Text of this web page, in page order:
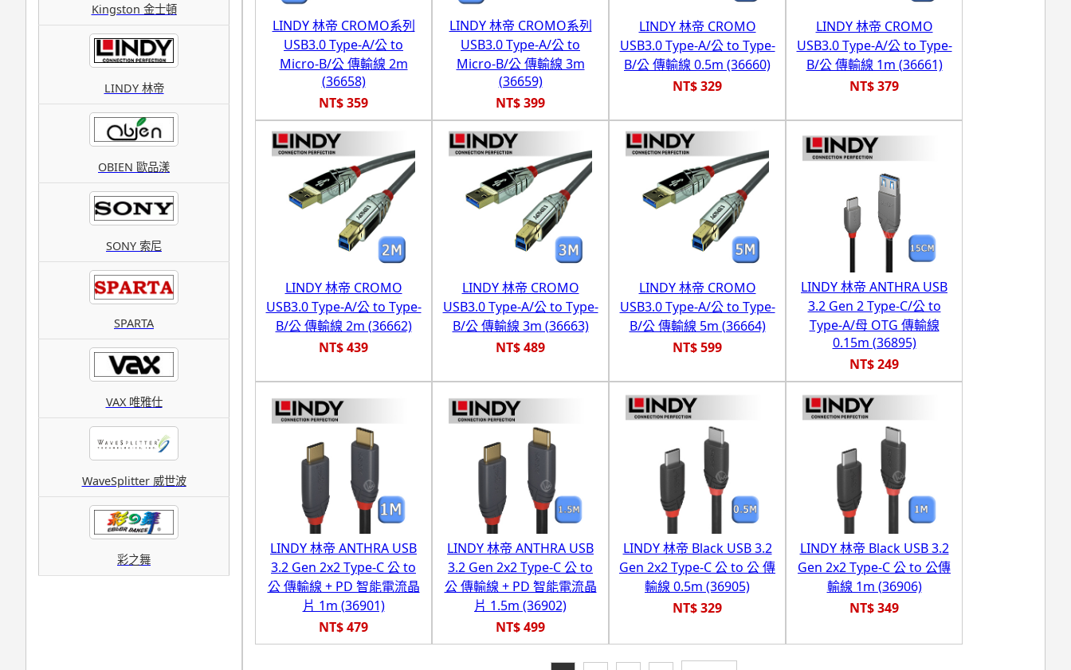
Kingston 金士頓
LINDY 林帝
OBIEN 歐品漾
SONY 索尼
SPARTA
VAX 唯雅仕
WaveSplitter 威世波
彩之舞
LINDY 林帝 CROMO系列
USB3.0 Type-A/公 to
Micro-B/公 傳輸線 2m
(36658)
NT$ 359
LINDY 林帝 CROMO系列
USB3.0 Type-A/公 to
Micro-B/公 傳輸線 3m
(36659)
NT$ 399
LINDY 林帝 CROMO
USB3.0 Type-A/公 to Type-
B/公 傳輸線 0.5m (36660)
NT$ 329
LINDY 林帝 CROMO
USB3.0 Type-A/公 to Type-
B/公 傳輸線 1m (36661)
NT$ 379
LINDY 林帝 CROMO
USB3.0 Type-A/公 to Type-
B/公 傳輸線 2m (36662)
NT$ 439
LINDY 林帝 CROMO
USB3.0 Type-A/公 to Type-
B/公 傳輸線 3m (36663)
NT$ 489
LINDY 林帝 CROMO
USB3.0 Type-A/公 to Type-
B/公 傳輸線 5m (36664)
NT$ 599
LINDY 林帝 ANTHRA USB
3.2 Gen 2 Type-C/公 to
Type-A/母 OTG 傳輸線
0.15m (36895)
NT$ 249
LINDY 林帝 ANTHRA USB
3.2 Gen 2x2 Type-C 公 to
公 傳輸線 + PD 智能電流晶
片 1m (36901)
NT$ 479
LINDY 林帝 ANTHRA USB
3.2 Gen 2x2 Type-C 公 to
公 傳輸線 + PD 智能電流晶
片 1.5m (36902)
NT$ 499
LINDY 林帝 Black USB 3.2
Gen 2x2 Type-C 公 to 公 傳
輸線 0.5m (36905)
NT$ 329
LINDY 林帝 Black USB 3.2
Gen 2x2 Type-C 公 to 公傳
輸線 1m (36906)
NT$ 349